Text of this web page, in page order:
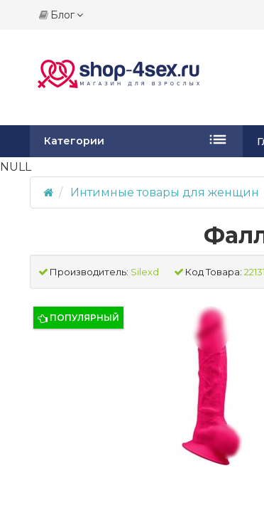
Блог
Категории
NULL
Интимные товары для женщин
Производитель: Silexd Код Товара:
ПОПУЛЯРНЫЙ